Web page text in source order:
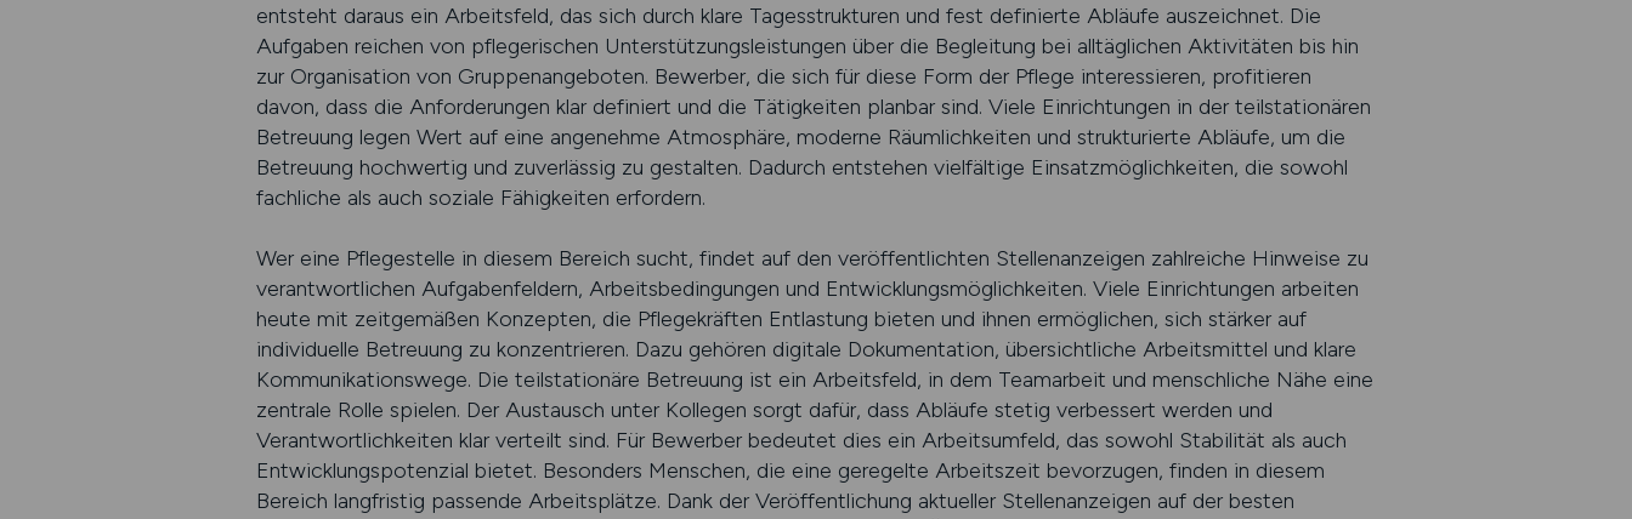
entsteht daraus ein Arbeitsfeld, das sich durch klare Tagesstrukturen und fest definierte Abläufe auszeichnet. Die
Aufgaben reichen von pflegerischen Unterstützungsleistungen über die Begleitung bei alltäglichen Aktivitäten bis hin
zur Organisation von Gruppenangeboten. Bewerber, die sich für diese Form der Pflege interessieren, profitieren
davon, dass die Anforderungen klar definiert und die Tätigkeiten planbar sind. Viele Einrichtungen in der teilstationären
Betreuung legen Wert auf eine angenehme Atmosphäre, moderne Räumlichkeiten und strukturierte Abläufe, um die
Betreuung hochwertig und zuverlässig zu gestalten. Dadurch entstehen vielfältige Einsatzmöglichkeiten, die sowohl
fachliche als auch soziale Fähigkeiten erfordern.
Wer eine Pflegestelle in diesem Bereich sucht, findet auf den veröffentlichten Stellenanzeigen zahlreiche Hinweise zu
verantwortlichen Aufgabenfeldern, Arbeitsbedingungen und Entwicklungsmöglichkeiten. Viele Einrichtungen arbeiten
heute mit zeitgemäßen Konzepten, die Pflegekräften Entlastung bieten und ihnen ermöglichen, sich stärker auf
individuelle Betreuung zu konzentrieren. Dazu gehören digitale Dokumentation, übersichtliche Arbeitsmittel und klare
Kommunikationswege. Die teilstationäre Betreuung ist ein Arbeitsfeld, in dem Teamarbeit und menschliche Nähe eine
zentrale Rolle spielen. Der Austausch unter Kollegen sorgt dafür, dass Abläufe stetig verbessert werden und
Verantwortlichkeiten klar verteilt sind. Für Bewerber bedeutet dies ein Arbeitsumfeld, das sowohl Stabilität als auch
Entwicklungspotenzial bietet. Besonders Menschen, die eine geregelte Arbeitszeit bevorzugen, finden in diesem
Bereich langfristig passende Arbeitsplätze. Dank der Veröffentlichung aktueller Stellenanzeigen auf der besten